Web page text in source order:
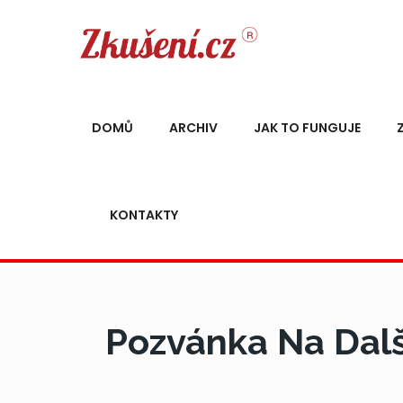
DOMŮ ARCHIV JAK TO FUNGUJE
KONTAKTY
Pozvánka Na